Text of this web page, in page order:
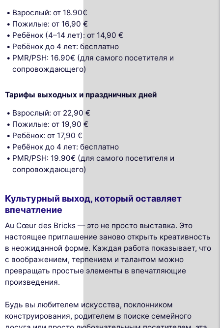
Взрослый: от 18.90€
Пожилые: от 16,90 €
Ребёнок (4–14 лет): от 14,90 €
Ребёнок до 4 лет: бесплатно
PMR/PSH: 16.90€ (для самого посетителя и
сопровождающего)
Тарифы выходных и праздничных дней
Взрослый: от 22,90 €
Пожилые: от 19,90 €
Ребёнок: от 17,90 €
Ребёнок до 4 лет: бесплатно
PMR/PSH: 19.90€ (для самого посетителя и
сопровождающего)
Культурный выход, который оставляет
впечатление
Au Cœur des Bricks — это не просто выставка. Это
настоящее приглашение заново открыть креативность
в неожиданной форме. Каждая работа показывает, что
с воображением, терпением и талантом можно
превращать простые элементы в впечатляющие
произведения.
Будь вы любителем искусства, поклонником
конструирования, родителем в поиске семейного